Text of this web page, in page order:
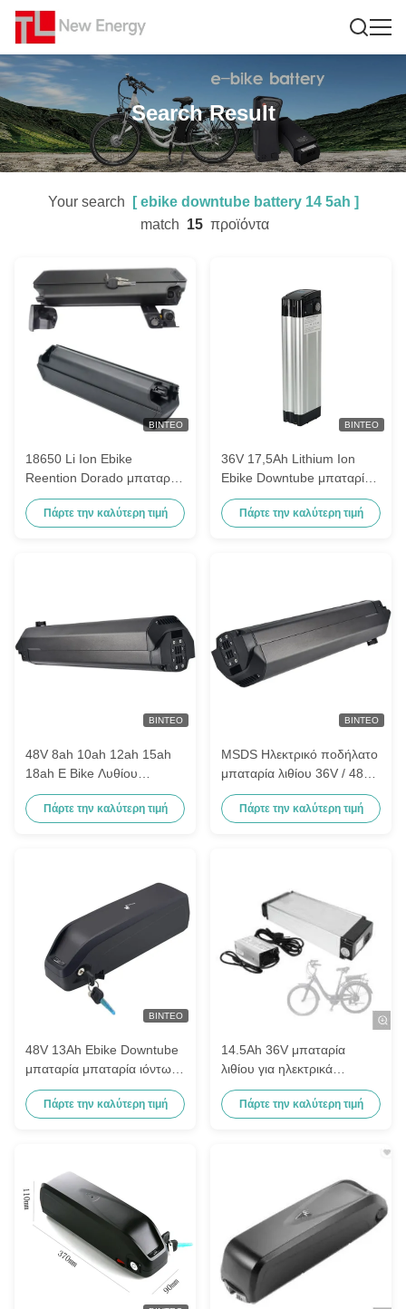
Search Result
Your search [ebike downtube battery 14 5ah ]
match 15 προϊόντα
ΒΊΝΤΕΟ
18650 Li Ion Ebike
Reention Dorado μπαταρία
48V 10,4Ah 13Ah 14,5Ah
για την ενέργεια ποδηλάτου
Πάρτε την καλύτερη τιμή
ΒΊΝΤΕΟ
36V 17,5Ah Lithium Ion
Ebike Downtube μπαταρία
υψηλής χωρητικότητας για
ηλεκτρικά ποδήλατα
Πάρτε την καλύτερη τιμή
ΒΊΝΤΕΟ
48V 8ah 10ah 12ah 15ah
18ah E Bike Λυθίου
μπαταρία εσωτερικό
πλαίσιο μπαταρία Ebike
Πάρτε την καλύτερη τιμή
ΒΊΝΤΕΟ
MSDS Ηλεκτρικό ποδήλατο
μπαταρία λιθίου 36V / 48V
Ebike Downtube μπαταρία
Πάρτε την καλύτερη τιμή
ΒΊΝΤΕΟ
48V 13Ah Ebike Downtube
μπαταρία μπαταρία ιόντων
λιθίου 18650 κύτταρα
ηλεκτρικό ποδήλατο
Πάρτε την καλύτερη τιμή
14.5Ah 36V μπαταρία
λιθίου για ηλεκτρικά
ποδήλατα Ασημένιο πίσω
ράφι επαναφορτιζόμενο
Πάρτε την καλύτερη τιμή